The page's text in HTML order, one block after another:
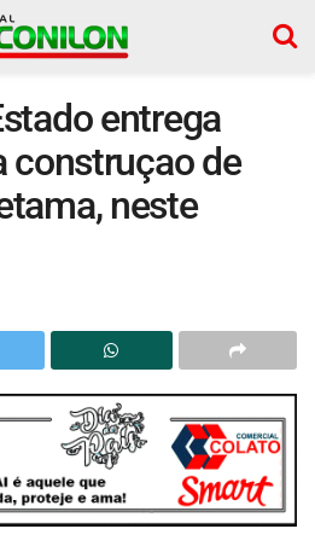
entrega
construçao de
neste